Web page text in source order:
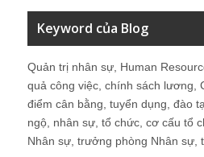
Keyword của Blog
Quản trị nhân sự, Human
quả công việc, chính sách lương,
điểm cân bằng, tuyển dụng, đào
ngộ, nhân sự, tổ chức, cơ cấu tổ
Nhân sự, trưởng phòng Nhân sự,